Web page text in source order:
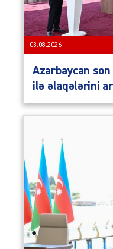
03.08.2026
Azərbaycan
ilə əlaqələrini